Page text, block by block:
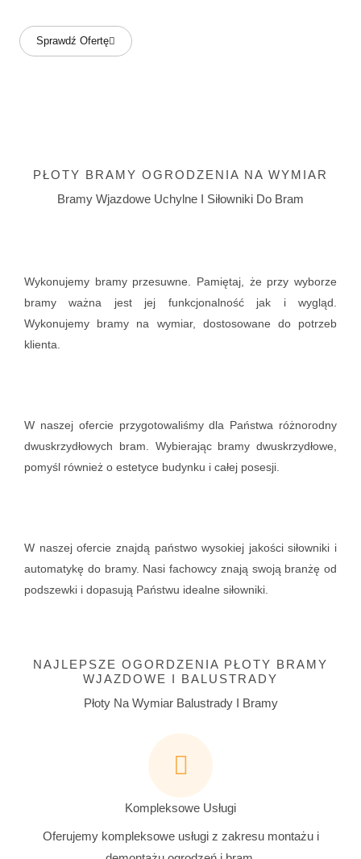
Sprawdź Ofertę
PŁOTY BRAMY OGRODZENIA NA WYMIAR
Bramy Wjazdowe Uchylne I Siłowniki Do Bram
Wykonujemy bramy przesuwne. Pamiętaj, że przy wyborze
bramy ważna jest jej funkcjonalność jak i wygląd.
Wykonujemy bramy na wymiar, dostosowane do potrzeb
klienta.
W naszej ofercie przygotowaliśmy dla Państwa różnorodny
dwuskrzydłowych bram. Wybierając bramy dwuskrzydłowe,
pomyśl również o estetyce budynku i całej posesji.
W naszej ofercie znajdą państwo wysokiej jakości siłowniki i
automatykę do bramy. Nasi fachowcy znają swoją branżę od
podszewki i dopasują Państwu idealne siłowniki.
NAJLEPSZE OGORDZENIA PŁOTY BRAMY
WJAZDOWE I BALUSTRADY
Płoty Na Wymiar Balustrady I Bramy
Kompleksowe Usługi
Oferujemy kompleksowe usługi z zakresu montażu i